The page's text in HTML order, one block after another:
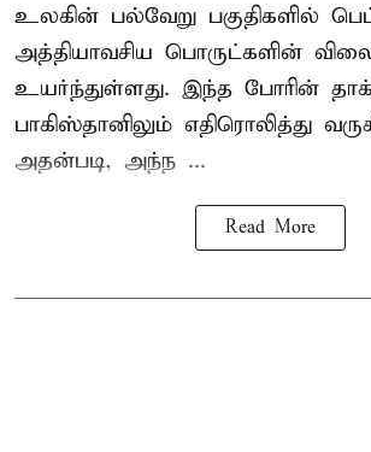
உலகின் பல்வேறு பகுதிகளில்
அத்தியாவசிய பொருட்களின்
உயர்ந்துள்ளது. இந்த போரின்
பாகிஸ்தானிலும் எதிரொலித்து
அதன்படி, அந்ந ...
Read More